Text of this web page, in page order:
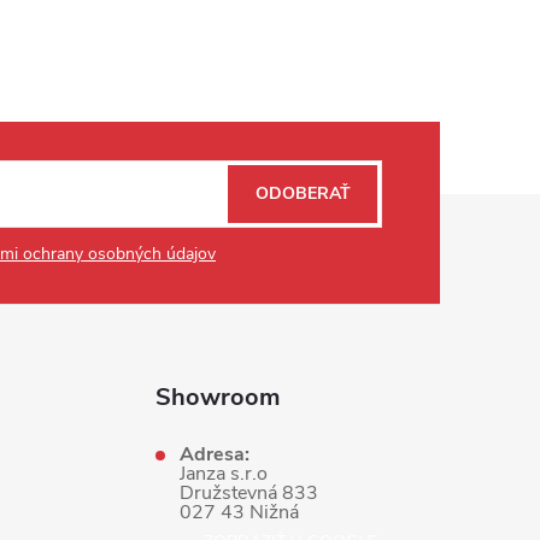
ochrany osobných údajov
ODOBERAŤ
Showroom
Adresa:
Janza s.r.o
Družstevná 833
027 43 Nižná